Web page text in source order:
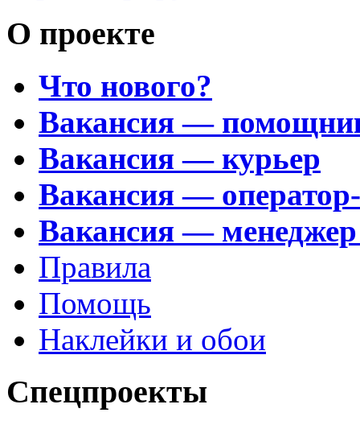
О проекте
Что нового?
Вакансия —
Вакансия — курьер
Вакансия —
Вакансия —
Правила
Помощь
Наклейки и обои
Спецпроекты